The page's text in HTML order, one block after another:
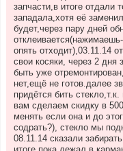
запчасти,в итоге отдали
западала,хотя её
будет,через пару дней
опять отходит),03.11.14
свои косяки, через 2 дня
быть уже
нет,ещё не готов.далее
придётся бить
вам сделаем скидку в
менять если она и до
содрать?), стекло мы
08.11.14 сказали